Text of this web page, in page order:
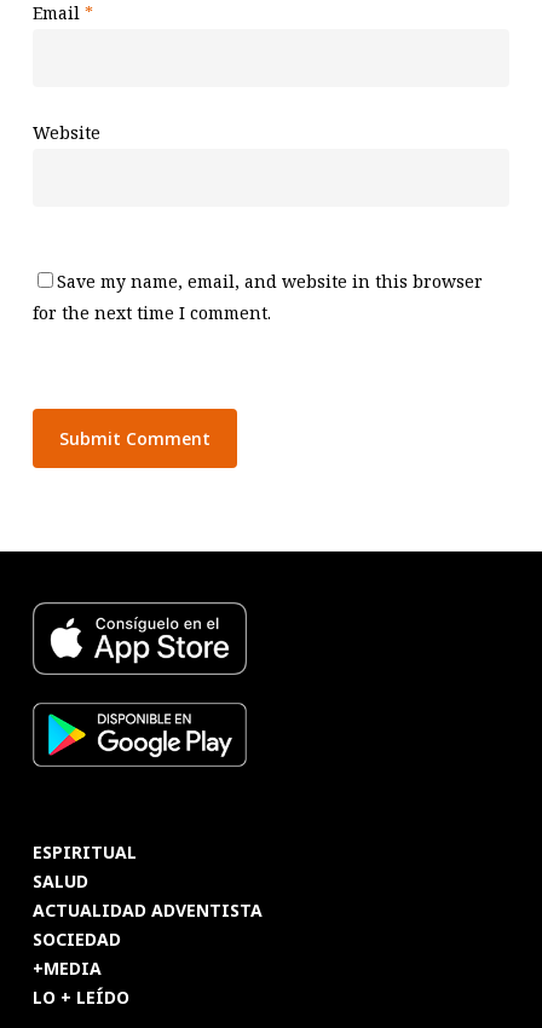
Email *
Website
Save my name, email, and website in this browser
for the next time I comment.
ESPIRITUAL
SALUD
ACTUALIDAD ADVENTISTA
SOCIEDAD
+MEDIA
LO + LEÍDO